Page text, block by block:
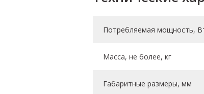
Потребляемая мощность,
Масса, не более, кг
Габаритные размеры, мм